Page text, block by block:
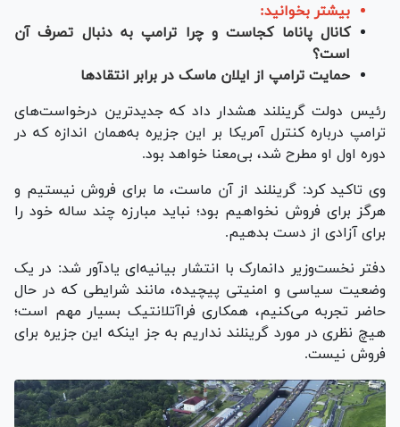
بیشتر بخوانید:
کانال پاناما کجاست و چرا ترامپ به دنبال تصرف آن
است؟
حمایت ترامپ از ایلان ماسک در برابر انتقادها
رئیس دولت گرینلند هشدار داد که جدیدترین درخواست‌های
ترامپ درباره کنترل آمریکا بر این جزیره به‌همان اندازه که در
دوره اول او مطرح شد، بی‌معنا خواهد بود.
وی تاکید کرد: گرینلند از آن ماست، ما برای فروش نیستیم و
هرگز برای فروش نخواهیم بود؛ نباید مبارزه چند ساله خود را
برای آزادی از دست بدهیم.
دفتر نخست‌وزیر دانمارک با انتشار بیانیه‌ای یادآور شد: در یک
وضعیت سیاسی و امنیتی پیچیده، مانند شرایطی که در حال
حاضر تجربه می‌کنیم، همکاری فراآتلانتیک بسیار مهم است؛
هیچ نظری در مورد گرینلند نداریم به جز اینکه این جزیره برای
فروش نیست.